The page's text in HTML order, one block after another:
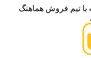
با تیم فروش هماهنگ